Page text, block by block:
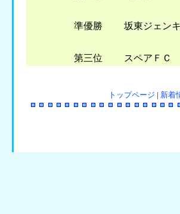
準優勝 坂東ジェンキ
第三位 スペアＦＣ
トップページ 新着